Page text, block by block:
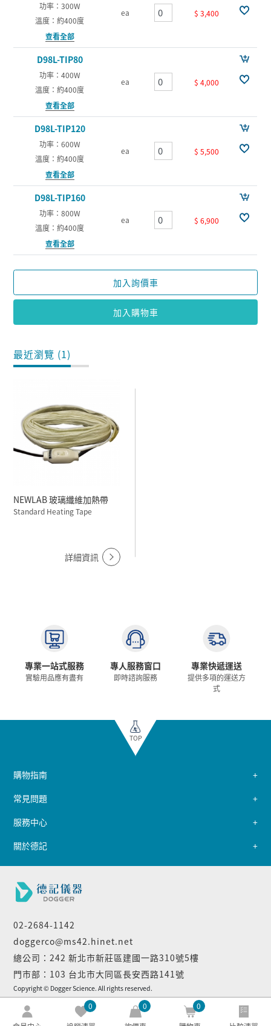
功率：300W
溫度：約400度
查看全部
ea $ 3,400
D98L-TIP80
功率：400W
溫度：約400度
查看全部
ea $ 4,000
D98L-TIP120
功率：600W
溫度：約400度
查看全部
ea $ 5,500
D98L-TIP160
功率：800W
溫度：約400度
查看全部
ea $ 6,900
加入詢價車
加入購物車
最近瀏覽 (1)
NEWLAB 玻璃纖維加熱帶
Standard Heating Tape
詳細資訊
0
0
0
專業一站式服務
實驗用品應有盡有
專人服務窗口
即時諮詢服務
專業快遞運送
提供多項的運送方
式
TOP
02-2684-1142
doggerco@ms42.hinet.net
總公司：242 新北市新莊區建國一路310號5樓
門市部：103 台北市大同區長安西路141號
購物指南
常見問題
服務中心
關於德記
Copyright © Dogger Science. All rights reserved.